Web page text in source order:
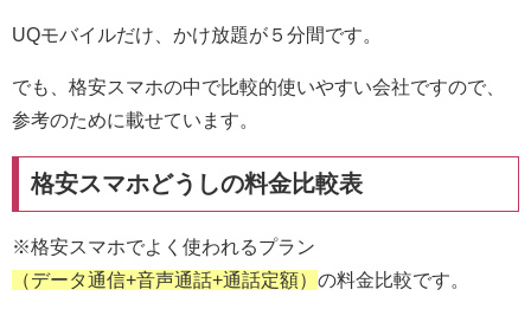
UQモバイルだけ、かけ放題が５分間です。
でも、格安スマホの中で比較的使いやすい会社ですので、
参考のために載せています。
格安スマホどうしの料金比較表
※格安スマホでよく使われるプラン
（データ通信+音声通話+通話定額） の料金比較です。